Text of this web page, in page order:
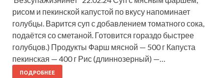
рисом и пекинской капустой по вкусу напоминает
голубцы. Варится суп с добавлением томатного сока,
подаётся со сметаной. Готовится гораздо быстрее
голубцов.) Продукты Фарш мясной — 500 г Капуста
пекинская — 400 г Рис (длиннозерный) —…
ПОДРОБНЕЕ